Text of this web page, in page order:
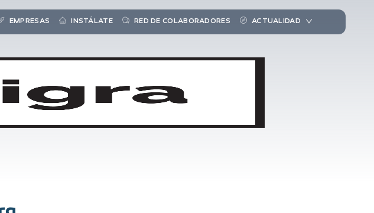
EMPRESAS INSTÁLATE RED DE COLABORADORES ACTUALIDAD